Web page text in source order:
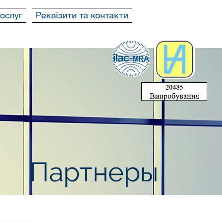
Реквізити та контакти
Партнеры